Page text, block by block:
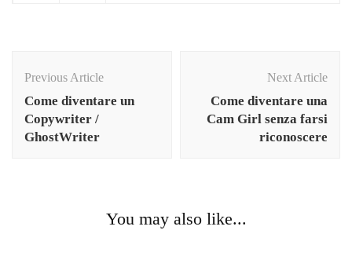
Previous Article
Come diventare un
Copywriter /
GhostWriter
Next Article
Come diventare una
Cam Girl senza farsi
riconoscere
You may also like...